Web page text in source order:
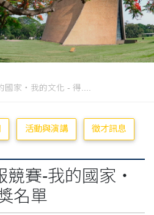
國家‧我的文化 - 得....
活動與演講 徵才訊息
競賽-我的國家‧
名單